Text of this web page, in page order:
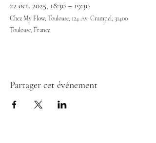
22 oct. 2025, 18:30 – 19:30
Chez My Flow, Toulouse, 124 Av. Crampel, 31400
Toulouse, France
Partager cet événement